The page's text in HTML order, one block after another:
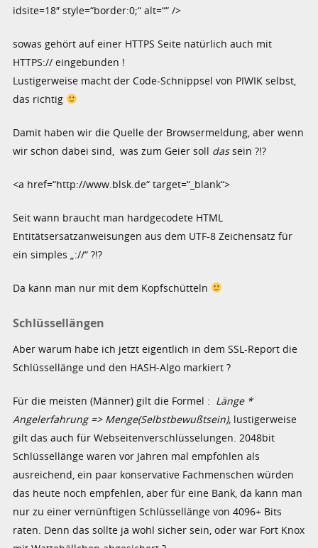
idsite=18″ style=“border:0;“ alt=““ />
sowas gehört auf einer HTTPS Seite natürlich auch mit
HTTPS:// eingebunden !
Lustigerweise macht der Code-Schnippsel von PIWIK selbst,
das richtig
Damit haben wir die Quelle der Browsermeldung, aber wenn
wir schon dabei sind, was zum Geier soll dassein ?!?
<a href=“http://www.blsk.de“ target=“_blank“>
Seit wann braucht man hardgecodete HTML
Entitätsersatzanweisungen aus dem UTF-8 Zeichensatz für
ein simples „://“ ?!?
Da kann man nur mit dem Kopfschütteln
Schlüssellängen
Aber warum habe ich jetzt eigentlich in dem SSL-Report die
Schlüssellänge und den HASH-Algo markiert ?
Für die meisten (Männer) gilt die Formel : Länge *
Angelerfahrung => Menge(Selbstbewußtsein), lustigerweise
gilt das auch für Webseitenverschlüsselungen. 2048bit
Schlüssellänge waren vor Jahren mal empfohlen als
ausreichend, ein paar konservative Fachmenschen würden
das heute noch empfehlen, aber für eine Bank, da kann man
nur zu einer vernünftigen Schlüssellänge von 4096+ Bits
raten. Denn das sollte ja wohl sicher sein, oder war Fort Knox